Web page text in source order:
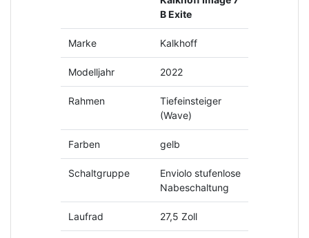
B Exite
Marke Kalkhoff
Modelljahr 2022
Rahmen
Tiefeinsteiger
(Wave)
Farben gelb
Schaltgruppe
Enviolo stufenlose
Nabeschaltung
Laufrad 27,5 Zoll